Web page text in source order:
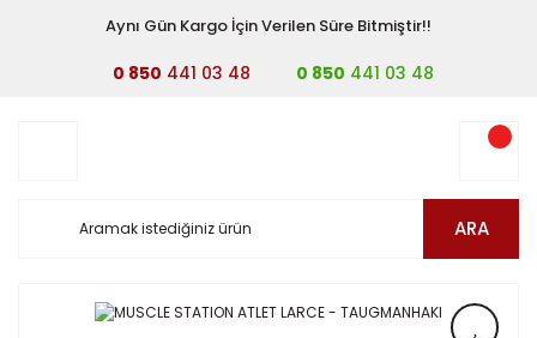
Aynı Gün Kargo İçin Verilen Süre Bitmiştir!!
0 850 441 03 48 0 850 441 03 48
ARA